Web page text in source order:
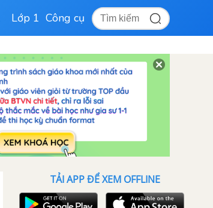
Lớp 1 Công cụ
TẢI APP ĐỂ XEM OFFLINE